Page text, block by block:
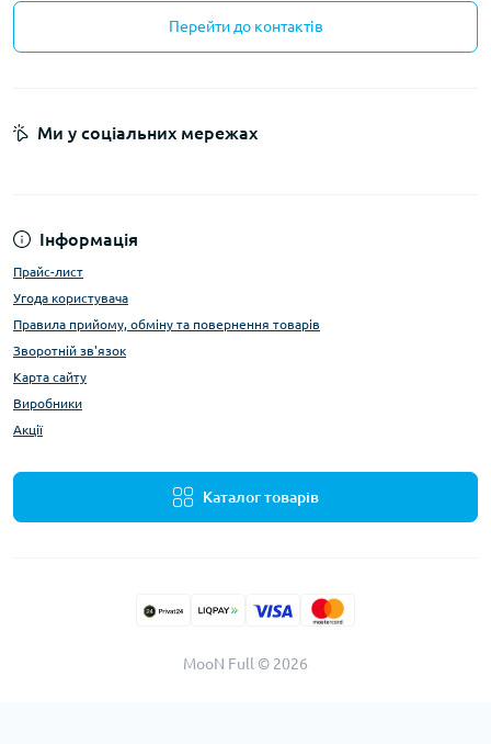
Перейти до контактів
Інформація
Прайс-лист
Угода користувача
Правила прийому, обміну та повернення товарів
Зворотній зв'язок
Карта сайту
Виробники
Акції
Каталог товарів
Ми у соціальних мережах
MooN Full © 2026